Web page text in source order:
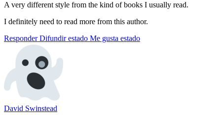
A very different style from the kind of books I usually read.
I definitely need to read more from this author.
Responder Difundir estado Me gusta estado
David Swinstead